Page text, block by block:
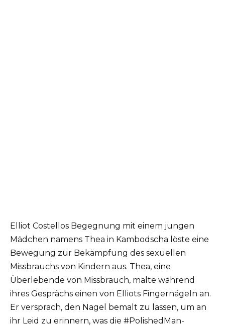
Elliot Costellos Begegnung mit einem jungen
Mädchen namens Thea in Kambodscha löste eine
Bewegung zur Bekämpfung des sexuellen
Missbrauchs von Kindern aus. Thea, eine
Überlebende von Missbrauch, malte während
ihres Gesprächs einen von Elliots Fingernägeln an.
Er versprach, den Nagel bemalt zu lassen, um an
ihr Leid zu erinnern, was die #PolishedMan-